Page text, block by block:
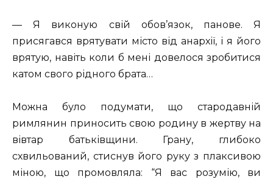
— Я виконую свій обов’язок, панове. Я
присягався врятувати місто від анархії, і я його
врятую, навіть коли б мені довелося зробитися
катом свого рідного брата…
Можна було подумати, що стародавній
римлянин приносить свою родину в жертву на
вівтар батьківщини. Грану, глибоко
схвильований, стиснув його руку з плаксивою
міною, що промовляла: “Я вас розумію, ви